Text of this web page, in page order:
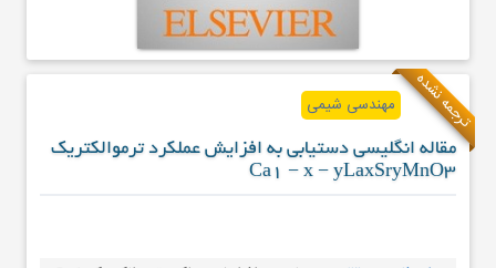
ترجمه نشده مهندسی شیمی
مقاله انگلیسی دستیابی به افزایش عملکرد ترموالکتریک
Ca1 − x − yLaxSryMnO3